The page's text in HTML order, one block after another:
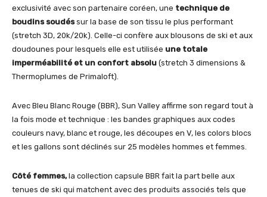
exclusivité avec son partenaire coréen, une technique de
boudins soudéssur la base de son tissu le plus performant
(stretch 3D, 20k/20k). Celle-ci confère aux blousons de ski et aux
doudounes pour lesquels elle est utilisée une totale
imperméabilité et un confort absolu (stretch 3 dimensions &
Thermoplumes de Primaloft).
Avec Bleu Blanc Rouge (BBR), Sun Valley affirme son regard tout à
la fois mode et technique : les bandes graphiques aux codes
couleurs navy, blanc et rouge, les découpes en V, les colors blocs
et les gallons sont déclinés sur 25 modèles hommes et femmes.
Côté femmes,la collection capsule BBR fait la part belle aux
tenues de ski qui matchent avec des produits associés tels que